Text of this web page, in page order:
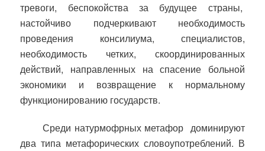
тревоги, беспокойства за будущее страны,
настойчиво подчеркивают необходимость
проведения консилиума, специалистов,
необходимость четких, скоординированных
действий, направленных на спасение больной
экономики и возвращение к нормальному
функционированию государств.
Среди натурмофрных метафор доминируют
два типа метафорических словоупотреблений. В